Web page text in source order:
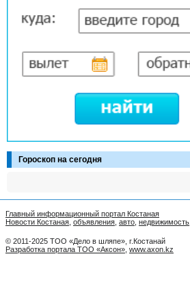
Гороскоп на сегодня
Главный информационный портал Костаная
Новости Костаная объявления авто недвижимость
© 2011-2025 ТОО «Дело в шляпе», г.Костанай
Разработка портала ТОО «Аксон» www.axon.kz